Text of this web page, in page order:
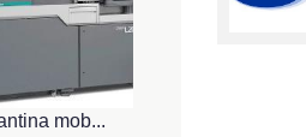
mob...